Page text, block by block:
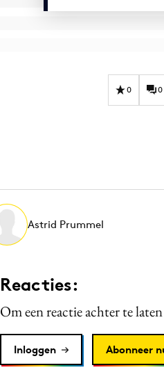
0 0
Astrid Prummel
Reacties:
Om een reactie achter te
Inloggen Abonneer